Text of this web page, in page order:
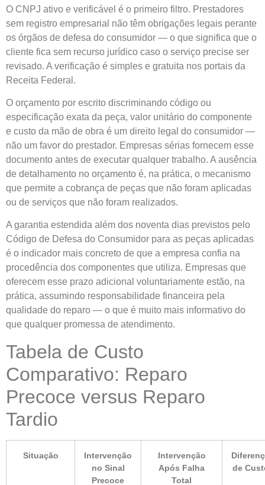
O CNPJ ativo e verificável é o primeiro filtro. Prestadores
sem registro empresarial não têm obrigações legais perante
os órgãos de defesa do consumidor — o que significa que o
cliente fica sem recurso jurídico caso o serviço precise ser
revisado. A verificação é simples e gratuita nos portais da
Receita Federal.
O orçamento por escrito discriminando código ou
especificação exata da peça, valor unitário do componente
e custo da mão de obra é um direito legal do consumidor —
não um favor do prestador. Empresas sérias fornecem esse
documento antes de executar qualquer trabalho. A ausência
de detalhamento no orçamento é, na prática, o mecanismo
que permite a cobrança de peças que não foram aplicadas
ou de serviços que não foram realizados.
A garantia estendida além dos noventa dias previstos pelo
Código de Defesa do Consumidor para as peças aplicadas
é o indicador mais concreto de que a empresa confia na
procedência dos componentes que utiliza. Empresas que
oferecem esse prazo adicional voluntariamente estão, na
prática, assumindo responsabilidade financeira pela
qualidade do reparo — o que é muito mais informativo do
que qualquer promessa de atendimento.
Tabela de Custo
Comparativo: Reparo
Precoce versus Reparo
Tardio
Situação
Intervenção
no Sinal
Precoce
Intervenção
Após Falha
Total
de